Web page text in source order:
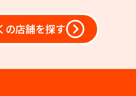
の店舗を探す